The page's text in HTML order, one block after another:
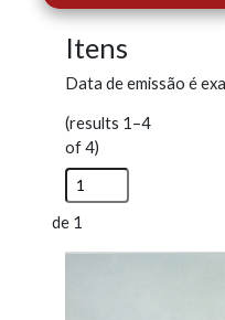
Itens
Data de emissão é
(results 1–4
of 4)
de 1